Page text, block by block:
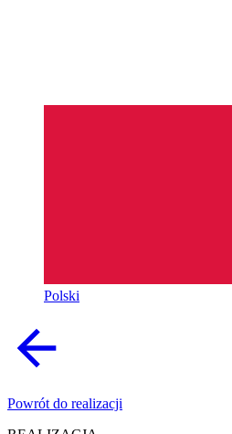
Polski
Powrót do realizacji